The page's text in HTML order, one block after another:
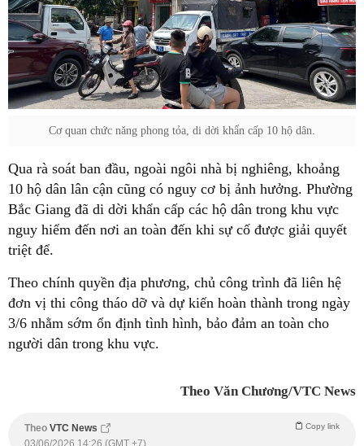
Cơ quan chức năng phong tỏa, di dời khẩn cấp 10 hộ dân.
Qua rà soát ban đầu, ngoài ngôi nhà bị nghiêng, khoảng
10 hộ dân lân cận cũng có nguy cơ bị ảnh hưởng. Phường
Bắc Giang đã di dời khẩn cấp các hộ dân trong khu vực
nguy hiểm đến nơi an toàn đến khi sự cố được giải quyết
triệt để.
Theo chính quyền địa phương, chủ công trình đã liên hệ
đơn vị thi công tháo dỡ và dự kiến hoàn thành trong ngày
3/6 nhằm sớm ổn định tình hình, bảo đảm an toàn cho
người dân trong khu vực.
Theo Văn Chương/VTC News
Theo VTC News Copy link
03/06/2026 14:26 (GMT +7)